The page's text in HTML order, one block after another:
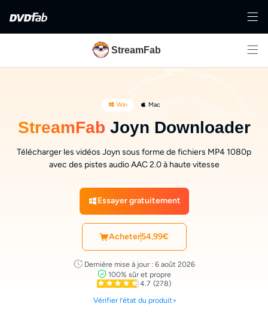
StreamFab
Win Mac
StreamFab Joyn Downloader
Télécharger les vidéos Joyn sous forme de fichiers MP4 1080p
avec des pistes audio AAC 2.0 à haute vitesse
Essayer gratuitement
Acheter54,99€
Dernière mise à jour : 6 août 2026
100% sûr et propre
4.7 (278)
Vérifier l’état du produit>